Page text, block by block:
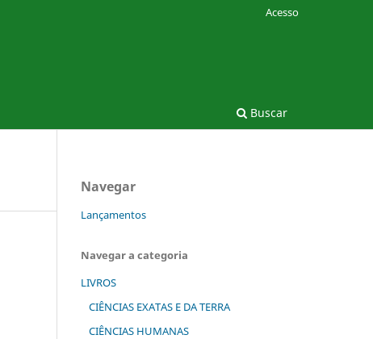
Buscar
Acesso
Navegar
Lançamentos
Navegar a categoria
LIVROS
CIÊNCIAS EXATAS E DA TERRA
CIÊNCIAS HUMANAS